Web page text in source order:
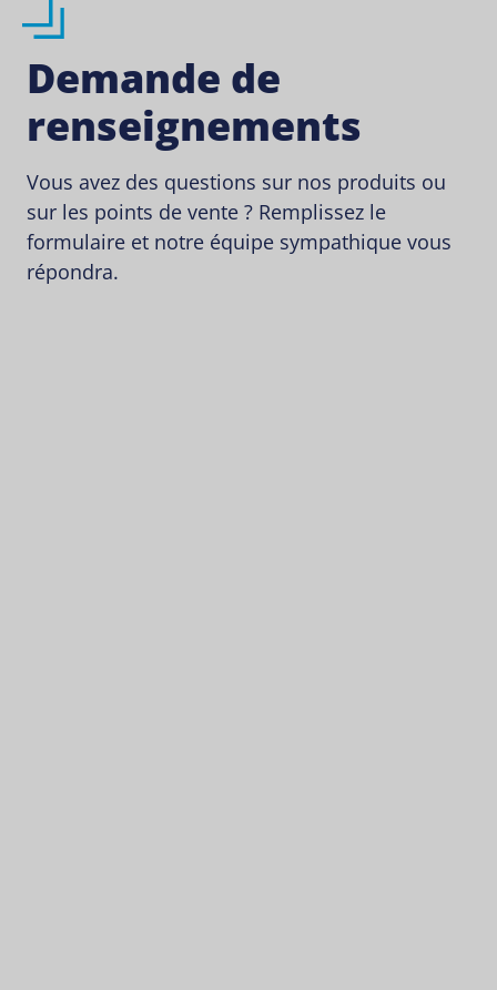
Demande de
renseignements
Vous avez des questions sur nos produits ou
sur les points de vente ? Remplissez le
formulaire et notre équipe sympathique vous
répondra.